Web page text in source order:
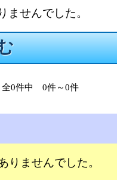
ませんでした。
全0件中 0件～0件
りませんでした。